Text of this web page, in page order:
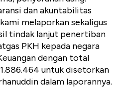
dan akuntabilitas
melaporkan sekaligus
tindak lanjut penertiban
PKH kepada negara
dengan total
untuk disetorkan
dalam laporannya.